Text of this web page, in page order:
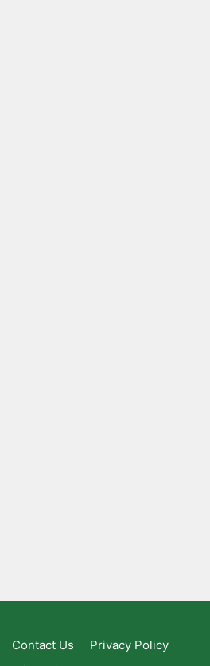
Contact Us
Privacy Policy